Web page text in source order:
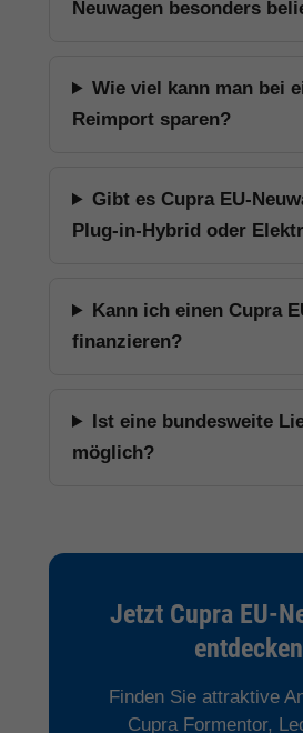
Neuwagen besonders
Wie viel kann man bei
Reimport sparen?
Gibt es Cupra EU-
Plug-in-Hybrid oder
Kann ich einen Cupra
finanzieren?
Ist eine bundesweite
möglich?
Jetzt Cupra EU-
entdecken
Finden Sie attraktive
Cupra Formentor,